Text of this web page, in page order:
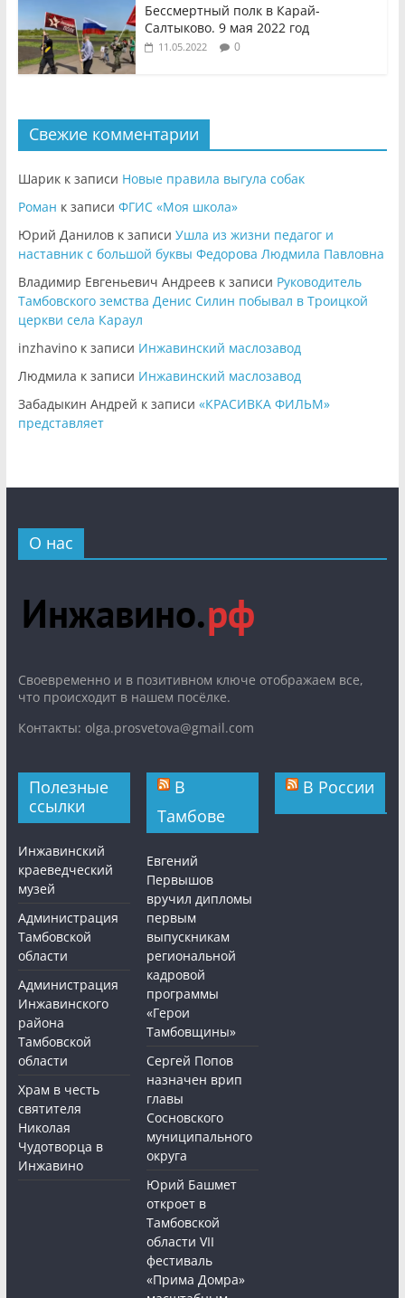
Бессмертный полк в Карай-
Салтыково. 9 мая 2022 год
11.05.2022 0
Свежие комментарии
Шарикк записи Новые правила выгула собак
Роман к записи ФГИС «Моя школа»
Юрий Даниловк записи Ушла из жизни педагог и
наставник с большой буквы Федорова Людмила Павловна
Владимир Евгеньевич Андреевк записи Руководитель
Тамбовского земства Денис Силин побывал в Троицкой
церкви села Караул
inzhavinoк записи Инжавинский маслозавод
Людмила к записи Инжавинский маслозавод
Забадыкин Андрей к записи «КРАСИВКА ФИЛЬМ»
представляет
О нас
Cвоевременно и в позитивном ключе отображаем все,
что происходит в нашем посёлке.
Контакты: olga.prosvetova@gmail.com
Полезные
ссылки
Инжавинский
краеведческий
музей
Администрация
Тамбовской
области
Администрация
Инжавинского
района
Тамбовской
области
Храм в честь
святителя
Николая
Чудотворца в
Инжавино
В
Тамбове
Евгений
Первышов
вручил дипломы
первым
выпускникам
региональной
кадровой
программы
«Герои
Тамбовщины»
Сергей Попов
назначен врип
главы
Сосновского
муниципального
округа
Юрий Башмет
откроет в
Тамбовской
области VII
фестиваль
«Прима Домра»
В России